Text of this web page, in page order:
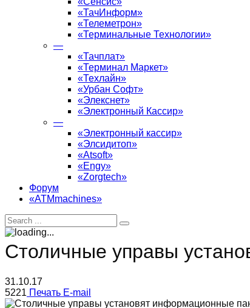
«ТачИнформ»
«Телеметрон»
«Терминальные Технологии»
—
«Тачплат»
«Терминал Маркет»
«Техлайн»
«Урбан Софт»
«Элекснет»
«Электронный Кассир»
—
«Электронный кассир»
«Элсидитоп»
«Atsoft»
«Engy»
«Zorgtech»
Форум
«ATMmachines»
Столичные управы
31.10.17
5221 Печать E-mail